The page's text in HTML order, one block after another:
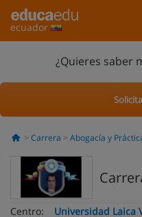
ecuador
¿Quieres saber
Carrera Abogacía y
Centro:
Universidad Laica